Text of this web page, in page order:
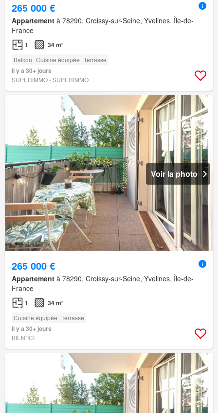
265 000 €
Appartement à 78290, Croissy-sur-Seine, Yvelines, Île-de-
France
1 34 m²
Balcon Cuisine équipée Terrasse
Il y a 30+ jours
SUPERIMMO - SUPERIMMO
Voir la photo
265 000 €
Appartement à 78290, Croissy-sur-Seine, Yvelines, Île-de-
France
1 34 m²
Cuisine équipée Terrasse
Il y a 30+ jours
BIEN´ICI